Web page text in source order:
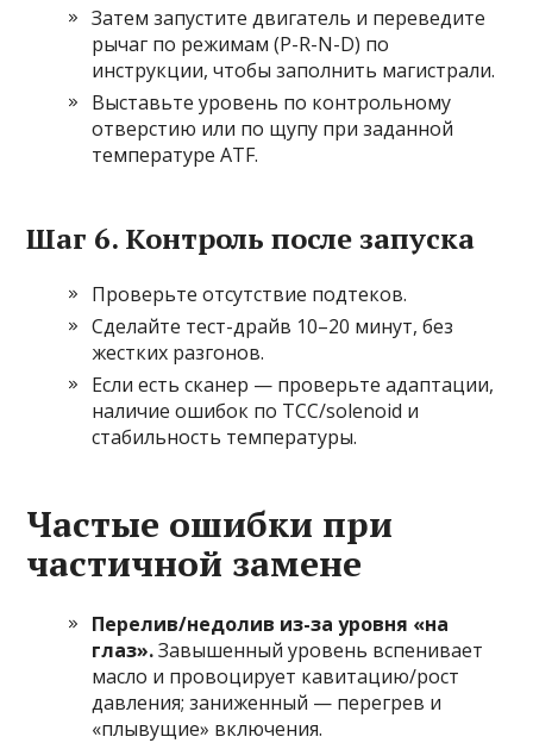
Затем запустите двигатель и переведите
рычаг по режимам (P-R-N-D) по
инструкции, чтобы заполнить магистрали.
Выставьте уровень по контрольному
отверстию или по щупу при заданной
температуре ATF.
Шаг 6. Контроль после запуска
Проверьте отсутствие подтеков.
Сделайте тест-драйв 10–20 минут, без
жестких разгонов.
Если есть сканер — проверьте адаптации,
наличие ошибок по TCC/solenoid и
стабильность температуры.
Частые ошибки при
частичной замене
Перелив/недолив из-за уровня «на
глаз».Завышенный уровень вспенивает
масло и провоцирует кавитацию/рост
давления; заниженный — перегрев и
«плывущие» включения.